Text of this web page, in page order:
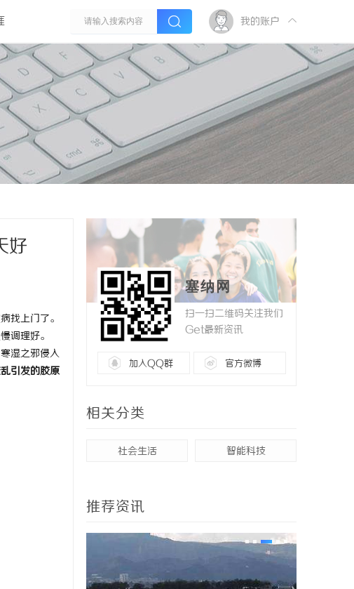
我的账户
好
找上门了。
调理好。
湿之邪侵入
引发的胶原
塞纳网
扫一扫二维码关注我们
Get最新资讯
加入QQ群 官方微博
相关分类
社会生活 智能科技
推荐资讯